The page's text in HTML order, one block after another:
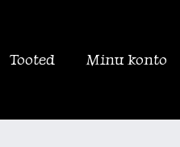
Tooted Minu konto